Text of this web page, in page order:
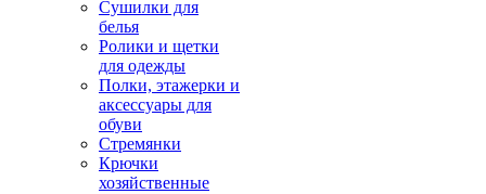
Сушилки для
белья
Ролики и щетки
для одежды
Полки, этажерки и
аксессуары для
обуви
Стремянки
Крючки
хозяйственные